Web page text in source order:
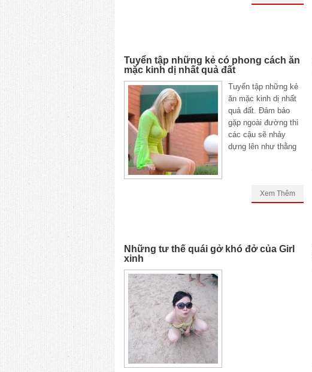
Tuyển tập những kẻ có phong cách ăn
mặc kinh dị nhất quả đất
Tuyển tập những kẻ
ăn mặc kinh dị nhất
quả đất. Đảm bảo
gặp ngoài đường thì
các cậu sẽ nhảy
dựng lên như thằng
Xem Thêm
Những tư thế quái gở khó đở của Girl
xinh